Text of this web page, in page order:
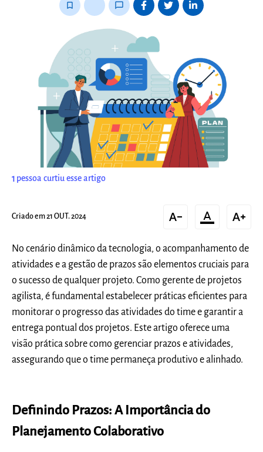
bookmark_border chat_bubble_outline
1 pessoa curtiu esse artigo
Criado em 21 OUT. 2024 text_decrease format_color_text text_increase
No cenário dinâmico da tecnologia, o acompanhamento de
atividades e a gestão de prazos são elementos cruciais para
o sucesso de qualquer projeto. Como gerente de projetos
agilista, é fundamental estabelecer práticas eficientes para
monitorar o progresso das atividades do time e garantir a
entrega pontual dos projetos. Este artigo oferece uma
visão prática sobre como gerenciar prazos e atividades,
assegurando que o time permaneça produtivo e alinhado.
Definindo Prazos: A Importância do
Planejamento Colaborativo